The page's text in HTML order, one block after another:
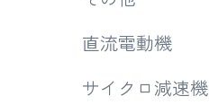
直流電動機
サイクロ減速機